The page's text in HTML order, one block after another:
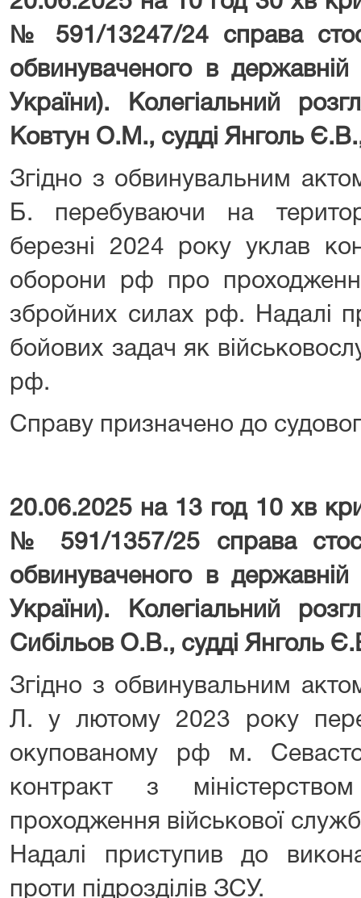
№ 591/13247/24 справа
обвинуваченого в
України). Колегіальний
Ковтун О.М., судді Янголь
Згідно з обвинувальним
Б. перебуваючи на
березні 2024 року уклав
оборони рф про
збройних силах рф. Надалі
бойових задач як
рф.
Справу призначено до
20.06.2025 на 13 год 10 хв
№ 591/1357/25 справа
обвинуваченого в
України). Колегіальний
Сибільов О.В., судді Янголь
Згідно з обвинувальним
Л. у лютому 2023 року
окупованому рф м.
контракт з
проходження військової
Надалі приступив до
проти підрозділів ЗСУ.